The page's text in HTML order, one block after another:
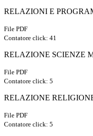
RELAZIONI E
File PDF
Contatore click: 41
RELAZIONE SCIENZE
File PDF
Contatore click: 5
RELAZIONE
File PDF
Contatore click: 5